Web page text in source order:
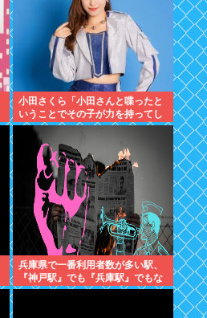
小田さくら「小田さんと喋ったと
いうことでその子が力を持ってし
まわないように、研修生とは喋ら
ないように
兵庫県で一番利用者数が多い駅、
『神戸駅』でも『兵庫駅』でもな
く『三ノ宮駅』という謎の駅であ